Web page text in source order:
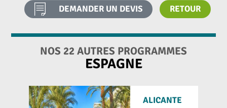
DEMANDER UN DEVIS RETOUR
NOS 22 AUTRES PROGRAMMES
ESPAGNE
ALICANTE